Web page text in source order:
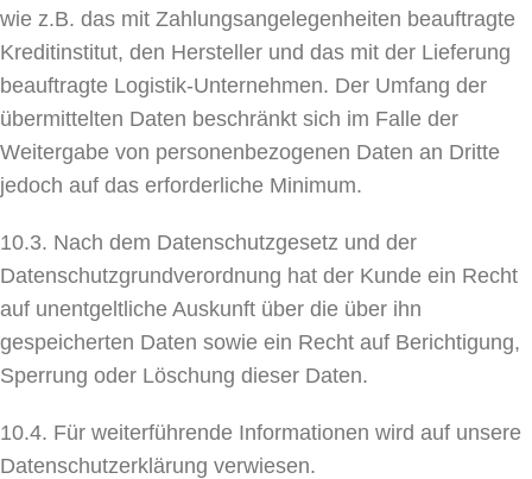
wie z.B. das mit Zahlungsangelegenheiten beauftragte
Kreditinstitut, den Hersteller und das mit der Lieferung
beauftragte Logistik-Unternehmen. Der Umfang der
übermittelten Daten beschränkt sich im Falle der
Weitergabe von personenbezogenen Daten an Dritte
jedoch auf das erforderliche Minimum.
10.3. Nach dem Datenschutzgesetz und der
Datenschutzgrundverordnung hat der Kunde ein Recht
auf unentgeltliche Auskunft über die über ihn
gespeicherten Daten sowie ein Recht auf Berichtigung,
Sperrung oder Löschung dieser Daten.
10.4. Für weiterführende Informationen wird auf unsere
Datenschutzerklärung verwiesen.